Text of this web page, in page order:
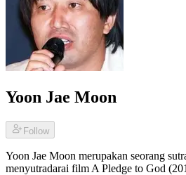
Yoon Jae Moon
Follow
Yoon Jae Moon merupakan seorang
menyutradarai film A Pledge to God